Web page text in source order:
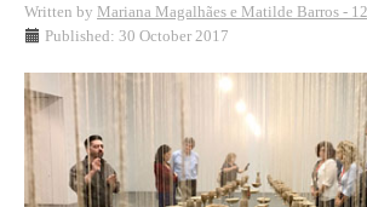
Written by Mariana Magalhães e Matilde Barros -
Published: 30 October 2017